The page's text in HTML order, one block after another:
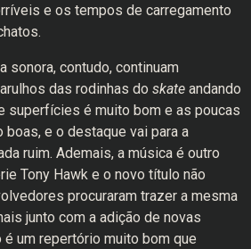
e os tempos de carregamento
sonora, contudo, continuam
das rodinhas do skate andando
superfícies é muito bom e as poucas
e o destaque vai para a
ruim. Ademais, a música é outro
Tony Hawk e o novo título não
procuraram trazer a mesma
junto com a adição de novas
um repertório muito bom que